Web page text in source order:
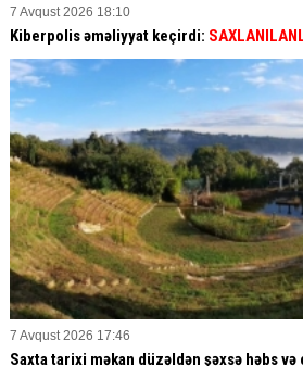
7 Avqust 2026 18:10
Kiberpolis əməliyyat keçirdi:
7 Avqust 2026 17:46
Saxta tarixi məkan düzəldən şəxsə həbs və